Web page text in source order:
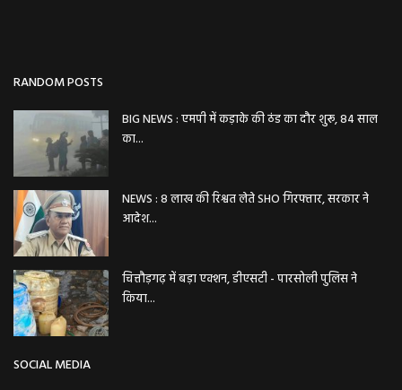
RANDOM POSTS
BIG NEWS : एमपी में कड़ाके की ठंड का दौर शुरू, 84 साल
का...
NEWS : 8 लाख की रिश्वत लेते SHO गिरफ्तार, सरकार ने
आदेश...
चित्तौड़गढ़ में बड़ा एक्शन, डीएसटी - पारसोली पुलिस ने
किया...
SOCIAL MEDIA